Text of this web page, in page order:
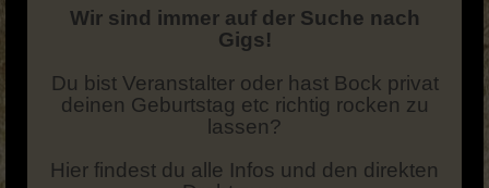
Wir sind immer auf der Suche nach
Gigs!
Du bist Veranstalter oder hast Bock privat
deinen Geburtstag etc richtig rocken zu
lassen?
Hier findest du alle Infos und den direkten